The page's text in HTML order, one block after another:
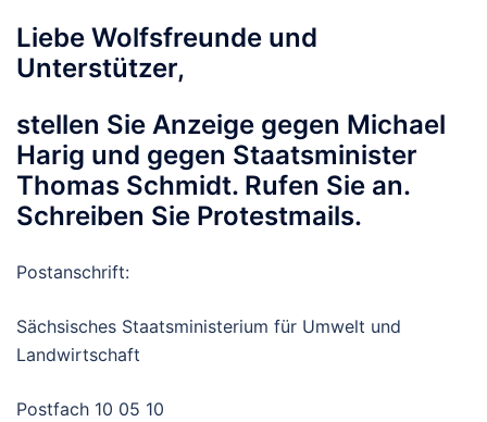
Liebe Wolfsfreunde und
Unterstützer,
stellen Sie Anzeige gegen Michael
Harig und gegen Staatsminister
Thomas Schmidt. Rufen Sie an.
Schreiben Sie Protestmails.
Postanschrift:
Sächsisches Staatsministerium für Umwelt und
Landwirtschaft
Postfach 10 05 10